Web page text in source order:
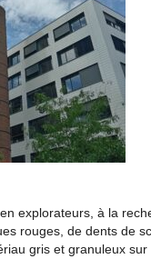
explorateurs, à la
rouges, de dents de
gris et granuleux